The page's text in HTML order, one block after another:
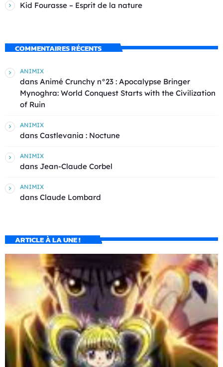
Kid Fourasse – Esprit de la nature
COMMENTAIRES RÉCENTS
ANIMIX
dans Animé Crunchy n°23 : Apocalypse Bringer
Mynoghra: World Conquest Starts with the Civilization
of Ruin
ANIMIX
dans Castlevania : Noctune
ANIMIX
dans Jean-Claude Corbel
ANIMIX
dans Claude Lombard
ARTICLE À LA UNE !